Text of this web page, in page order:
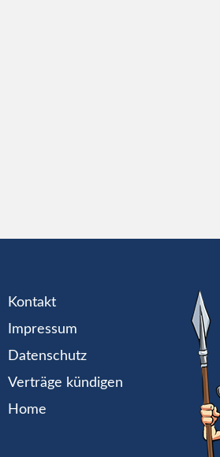
Kontakt
Impressum
Datenschutz
Verträge kündigen
Home